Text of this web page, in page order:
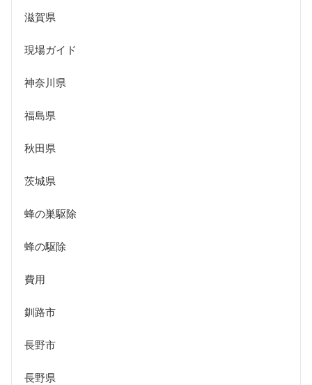
滋賀県
現場ガイド
神奈川県
福島県
秋田県
茨城県
蜂の巣駆除
蜂の駆除
費用
釧路市
長野市
長野県